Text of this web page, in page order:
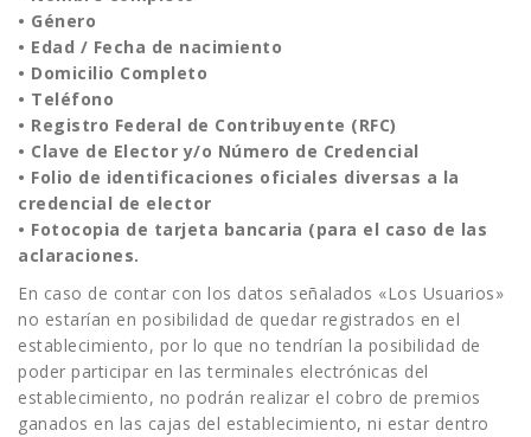
• Género
• Edad / Fecha de nacimiento
• Domicilio Completo
• Teléfono
• Registro Federal de Contribuyente (RFC)
• Clave de Elector y/o Número de Credencial
• Folio de identificaciones oficiales diversas a la
credencial de elector
• Fotocopia de tarjeta bancaria (para el caso de las
aclaraciones.
En caso de contar con los datos señalados «Los Usuarios»
no estarían en posibilidad de quedar registrados en el
establecimiento, por lo que no tendrían la posibilidad de
poder participar en las terminales electrónicas del
establecimiento, no podrán realizar el cobro de premios
ganados en las cajas del establecimiento, ni estar dentro